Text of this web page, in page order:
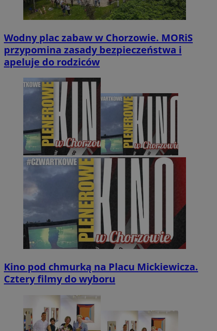
Wodny plac zabaw w Chorzowie. MORiS
przypomina zasady bezpieczeństwa i
apeluje do rodziców
Kino pod chmurką na Placu Mickiewicza.
Cztery filmy do wyboru